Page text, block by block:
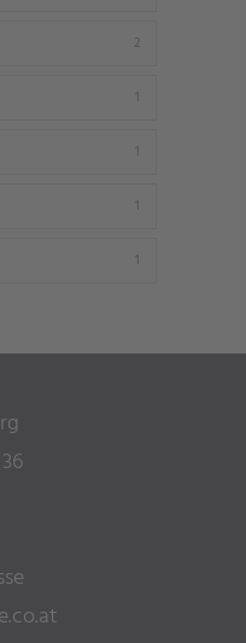
2
1
1
1
1